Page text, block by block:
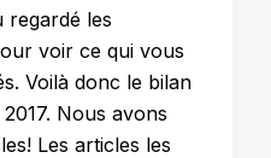
regardé les
voir ce qui vous
Voilà donc le bilan
Nous avons
Les articles les